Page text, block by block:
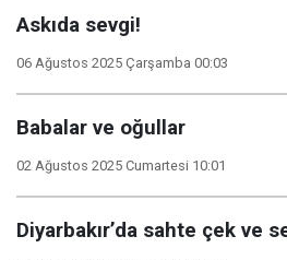
Askıda sevgi!
06 Ağustos 2025 Çarşamba 00:03
Babalar ve oğullar
02 Ağustos 2025 Cumartesi 10:01
Diyarbakır’da sahte çek ve